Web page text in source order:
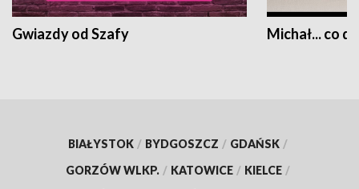
Gwiazdy od Szafy Michał... co
BIAŁYSTOK / BYDGOSZCZ / GDAŃSK /
GORZÓW WLKP. / KATOWICE / KIELCE /